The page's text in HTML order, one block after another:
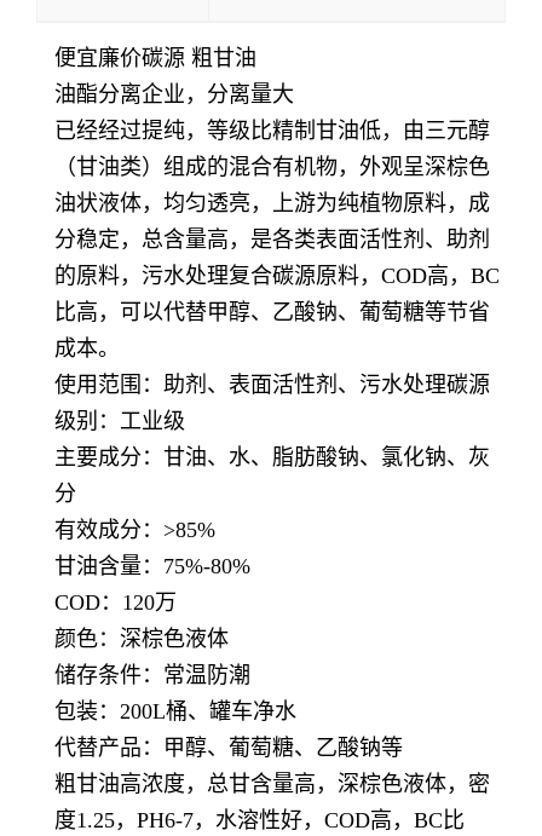
便宜廉价碳源 粗甘油
油酯分离企业，分离量大
已经经过提纯，等级比精制甘油低，由三元醇
（甘油类）组成的混合有机物，外观呈深棕色
油状液体，均匀透亮，上游为纯植物原料，成
分稳定，总含量高，是各类表面活性剂、助剂
的原料，污水处理复合碳源原料，COD高，BC
比高，可以代替甲醇、乙酸钠、葡萄糖等节省
成本。
使用范围：助剂、表面活性剂、污水处理碳源
级别：工业级
主要成分：甘油、水、脂肪酸钠、氯化钠、灰
分
有效成分：>85%
甘油含量：75%-80%
COD：120万
颜色：深棕色液体
储存条件：常温防潮
包装：200L桶、罐车净水
代替产品：甲醇、葡萄糖、乙酸钠等
粗甘油高浓度，总甘含量高，深棕色液体，密
度1.25，PH6-7，水溶性好，COD高，BC比